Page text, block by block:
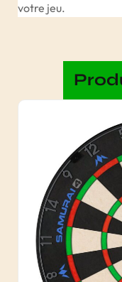
votre jeu.